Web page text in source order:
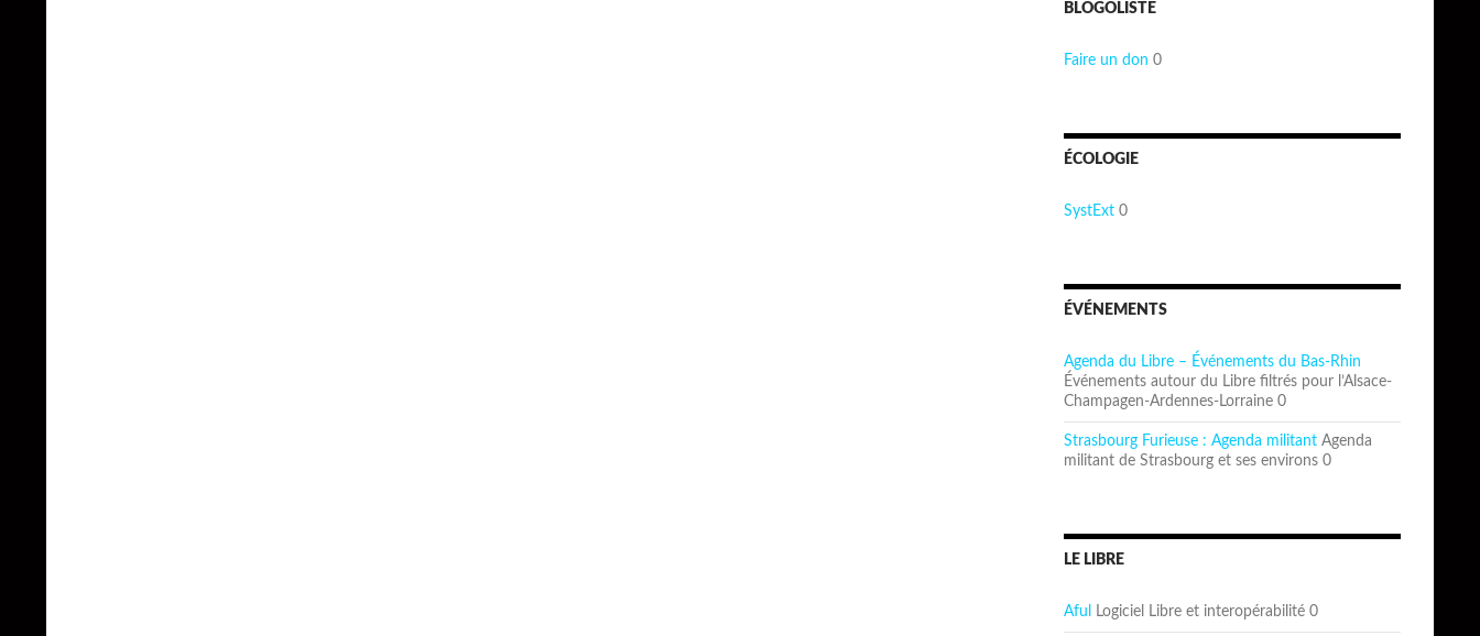
BLOGOLISTE
Faire un don 0
ÉCOLOGIE
SystExt 0
ÉVÉNEMENTS
Agenda du Libre – Événements du Bas-Rhin
Événements autour du Libre filtrés pour l’Alsace-
Champagen-Ardennes-Lorraine 0
Strasbourg Furieuse : Agenda militant Agenda
militant de Strasbourg et ses environs 0
LE LIBRE
Aful Logiciel Libre et interopérabilité 0